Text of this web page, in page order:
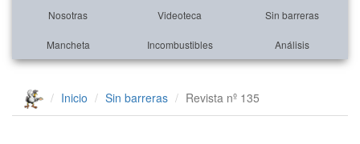
Nosotras Videoteca Sin barreras
Mancheta Incombustibles Análisis
Inicio Sin barreras Revista nº 135